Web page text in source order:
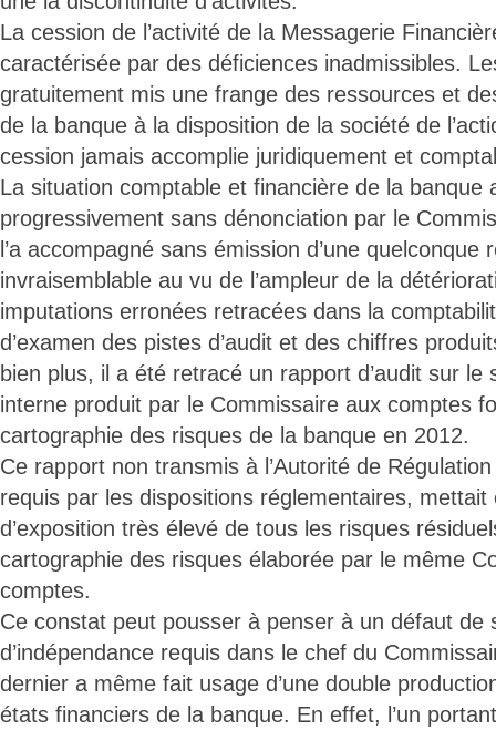
La cession de l’activité de la Messagerie
caractérisée par des déficiences inadmissibles.
gratuitement mis une frange des ressources et
de la banque à la disposition de la société de
cession jamais accomplie juridiquement et
La situation comptable et financière de la banque
progressivement sans dénonciation par le
l’a accompagné sans émission d’une quelconque
invraisemblable au vu de l’ampleur de la
imputations erronées retracées dans la
d’examen des pistes d’audit et des chiffres
bien plus, il a été retracé un rapport d’audit sur le
interne produit par le Commissaire aux comptes
cartographie des risques de la banque en 2012.
Ce rapport non transmis à l’Autorité de
requis par les dispositions réglementaires, mettait
d’exposition très élevé de tous les risques
cartographie des risques élaborée par le même
comptes.
Ce constat peut pousser à penser à un défaut de
d’indépendance requis dans le chef du
dernier a même fait usage d’une double
états financiers de la banque. En effet, l’un